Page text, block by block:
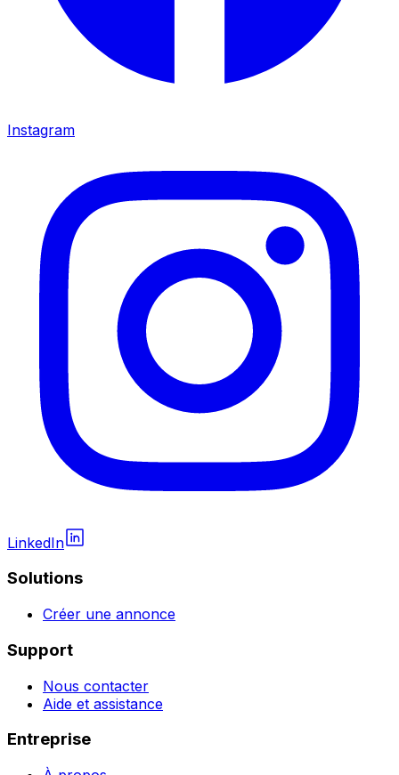
Instagram
LinkedIn
Solutions
Créer une annonce
Support
Nous contacter
Aide et assistance
Entreprise